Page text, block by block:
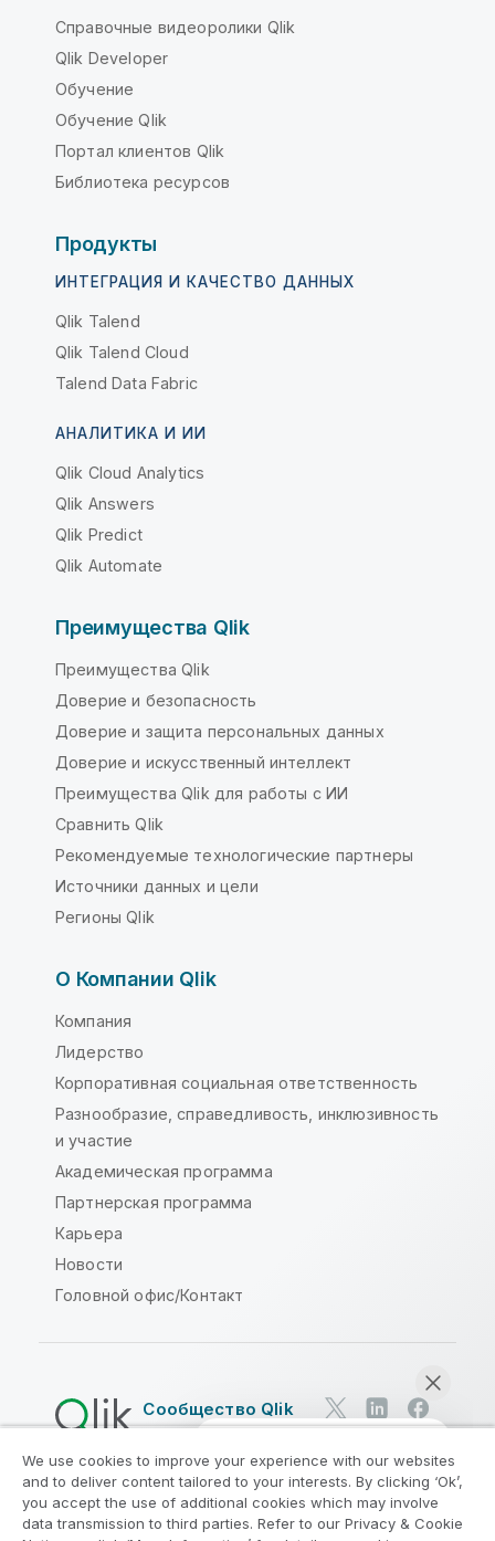
Справочные видеоролики Qlik
Qlik Developer
Обучение
Обучение Qlik
Портал клиентов Qlik
Библиотека ресурсов
Продукты
ИНТЕГРАЦИЯ И КАЧЕСТВО ДАННЫХ
Qlik Talend
Qlik Talend Cloud
Talend Data Fabric
АНАЛИТИКА И ИИ
Qlik Cloud Analytics
Qlik Answers
Qlik Predict
Qlik Automate
Преимущества Qlik
Преимущества Qlik
Доверие и безопасность
Доверие и защита персональных данных
Доверие и искусственный интеллект
Преимущества Qlik для работы с ИИ
Сравнить Qlik
Рекомендуемые технологические партнеры
Источники данных и цели
Регионы Qlik
О Компании Qlik
Компания
Лидерство
Корпоративная социальная ответственность
Разнообразие, справедливость, инклюзивность
и участие
Академическая программа
Партнерская программа
Карьера
Новости
Головной офис/Контакт
Сообщество Qlik
Юридические соглашения
Условия использования продуктов
Legal Policies
Юридические положения
We use cookies to improve your experience with our websites
and to deliver content tailored to your interests. By clicking ‘Ok’,
you accept the use of additional cookies which may involve
data transmission to third parties. Refer to our Privacy & Cookie